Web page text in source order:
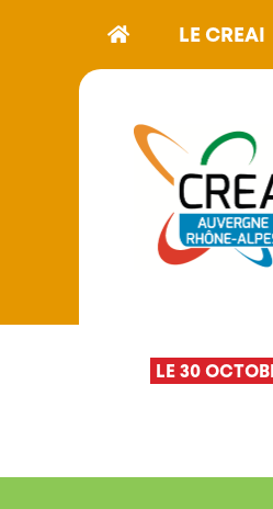
LE CREAI
LE 30